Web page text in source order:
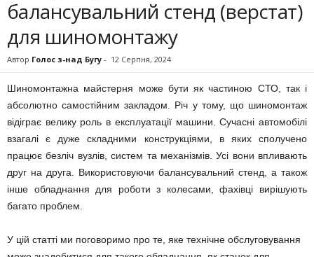
балансувальний стенд (верстат)
для шиномонтажу
Автор Голос з-над Бугу - 12 Серпня, 2024
Шиномонтажна майстерня може бути як частиною СТО, так і
абсолютно самостійним закладом. Річ у тому, що шиномонтаж
відіграє велику роль в експлуатації машини. Сучасні автомобілі
взагалі є дуже складними конструкціями, в яких сполучено
працює безліч вузлів, систем та механізмів. Усі вони впливають
друг на друга. Використовуючи балансувальний стенд, а також
інше обладнання для роботи з колесами, фахівці вирішують
багато проблем.
У цій статті ми поговоримо про те, яке технічне обслуговування